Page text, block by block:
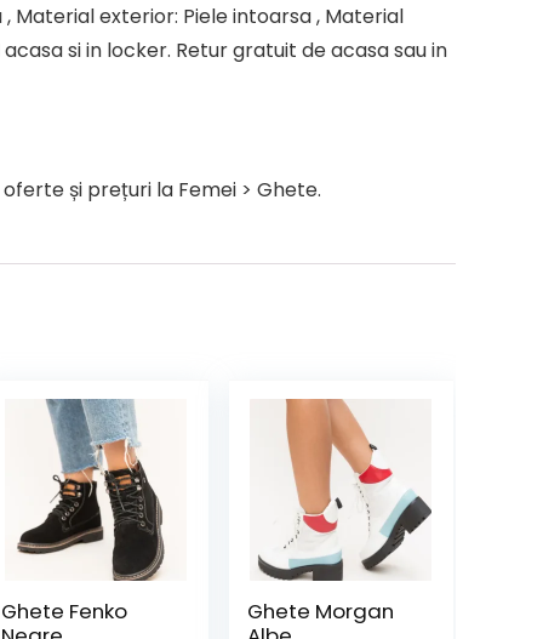
, Material exterior: Piele intoarsa , Material
si in locker. Retur gratuit de acasa sau in
și prețuri la Femei > Ghete.
Ghete Fenko
Ghete Morgan